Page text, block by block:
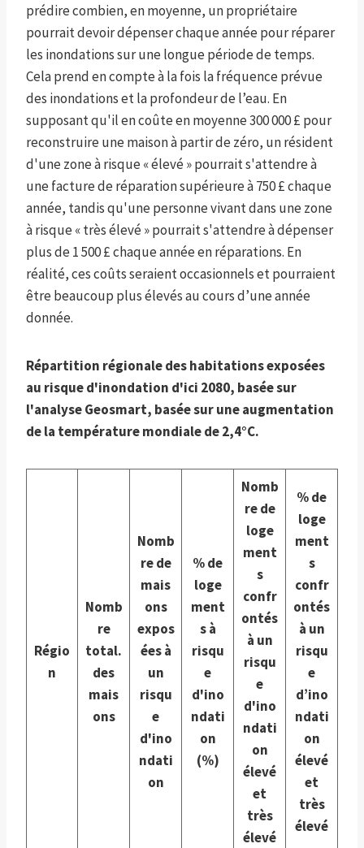
prédire combien, en moyenne, un propriétaire
pourrait devoir dépenser chaque année pour réparer
les inondations sur une longue période de temps.
Cela prend en compte à la fois la fréquence prévue
des inondations et la profondeur de l’eau. En
supposant qu'il en coûte en moyenne 300 000 £ pour
reconstruire une maison à partir de zéro, un résident
d'une zone à risque « élevé » pourrait s'attendre à
une facture de réparation supérieure à 750 £ chaque
année, tandis qu'une personne vivant dans une zone
à risque « très élevé » pourrait s'attendre à dépenser
plus de 1 500 £ chaque année en réparations. En
réalité, ces coûts seraient occasionnels et pourraient
être beaucoup plus élevés au cours d’une année
donnée.
Répartition régionale des habitations exposées
au risque d'inondation d'ici 2080, basée sur
l'analyse Geosmart, basée sur une augmentation
de la température mondiale de 2,4°C.
Régio
n
Nomb
re
total.
des
mais
ons
Nomb
re de
mais
ons
expos
ées à
un
risqu
e
d'ino
ndati
on
% de
loge
ment
s à
risqu
e
d'ino
ndati
on
(%)
Nomb
re de
loge
ment
s
confr
ontés
à un
risqu
e
d'ino
ndati
on
élevé
et
très
élevé
% de
loge
ment
s
confr
ontés
à un
risqu
e
d’ino
ndati
on
élevé
et
très
élevé